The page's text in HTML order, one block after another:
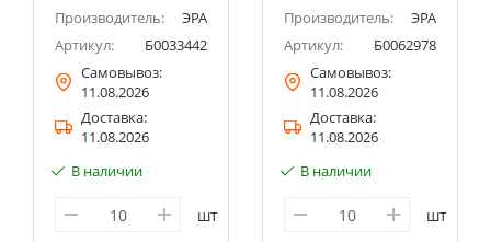
Производитель:
ЭРА
Артикул:
Б0033442
Самовывоз:
11.08.2026
Доставка:
11.08.2026
В наличии
шт
Производитель:
ЭРА
Артикул:
Б0062978
Самовывоз:
11.08.2026
Доставка:
11.08.2026
В наличии
шт